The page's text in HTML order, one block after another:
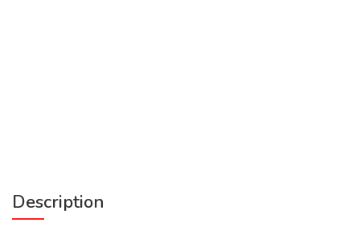
Description